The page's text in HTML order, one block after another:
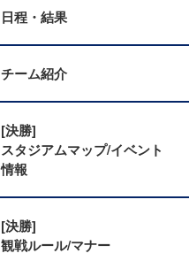
日程・結果
チーム紹介
[決勝]
スタジアムマップ/イベント
情報
[決勝]
観戦ルール/マナー